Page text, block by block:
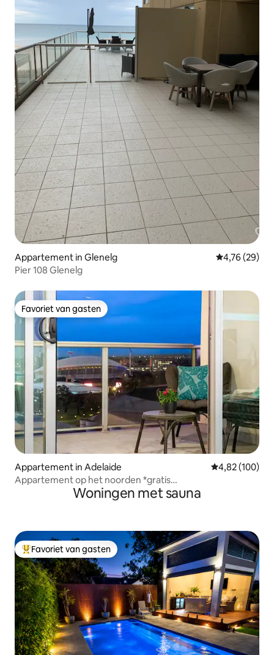
Appartement in Glenelg Gemiddelde
4,76 (29)
Pier 108 Glenelg
Favoriet van gasten
Favoriet van gasten
Appartement in Adelaide Gemiddelde
4,82 (100)
Appartement op het noorden *gratis
wifi/fitnessruimte/zwembad/sauna*
Woningen met sauna
Topfavoriet van gasten
Favoriet van gasten